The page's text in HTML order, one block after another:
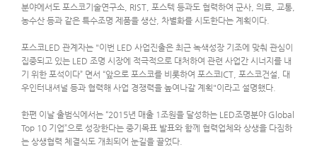
분야에서도 포스코기술연구소, RIST, 포스텍 등과도 협력하여 군사, 의료, 교통,
농수산 등과 같은 특수조명 제품을 생산, 차별화를 시도한다는 계획이다.
포스코LED 관계자는 "이번 LED 사업진출은 최근 녹색성장 기조에 맞춰 관심이
집중되고 있는 LED 조명 시장에 적극적으로 대처하여 관련 사업간 시너지를 내
기 위한 포석이다” 면서 “앞으로 포스코를 비롯하여 포스코ICT, 포스코건설, 대
우인터내셔널 등과 협력해 사업 경쟁력을 높여나갈 계획"이라고 설명했다.
한편 이날 출범식에서는 “2015년 매출 1조원을 달성하는 LED조명분야 Global
Top 10 기업”으로 성장한다는 중기목표 발표와 함께 협력업체와 상생을 다짐하
는 상생협력 체결식도 개최되어 눈길을 끌었다.